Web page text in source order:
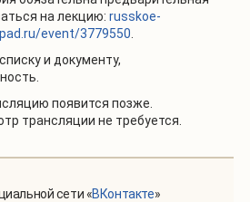
на лекцию: russkoe-
event/3779550
и документу,
появится позже.
трансляции не требуется.
сети «ВКонтакте»